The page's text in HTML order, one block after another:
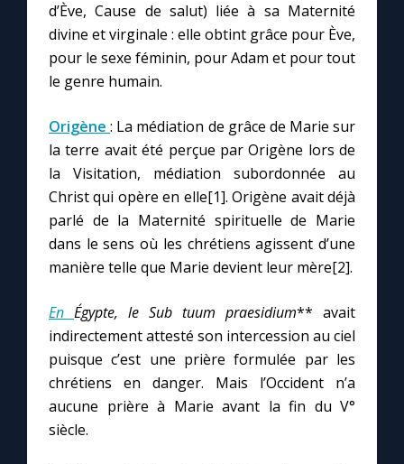
Prier au quotidien
Avec Thérèse de Lisieux
Les premiers samedis du mois
Marie qui défait les nœuds
Me consacrer à Jésus par Marie
Mes intentions de prière
Une Minute avec Marie
Une neuvaine
d’Ève, Cause de salut) liée à sa Maternité
divine et virginale : elle obtint grâce pour Ève,
pour le sexe féminin, pour Adam et pour tout
le genre humain.
Origène : La médiation de grâce de Marie sur
la terre avait été perçue par Origène lors de
la Visitation, médiation subordonnée au
Christ qui opère en elle[1]. Origène avait déjà
parlé de la Maternité spirituelle de Marie
dans le sens où les chrétiens agissent d’une
manière telle que Marie devient leur mère[2].
En Égypte, le Sub tuum praesidium** avait
indirectement attesté son intercession au ciel
puisque c’est une prière formulée par les
chrétiens en danger. Mais l’Occident n’a
aucune prière à Marie avant la fin du V°
siècle.